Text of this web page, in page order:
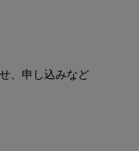
、申し込みなど